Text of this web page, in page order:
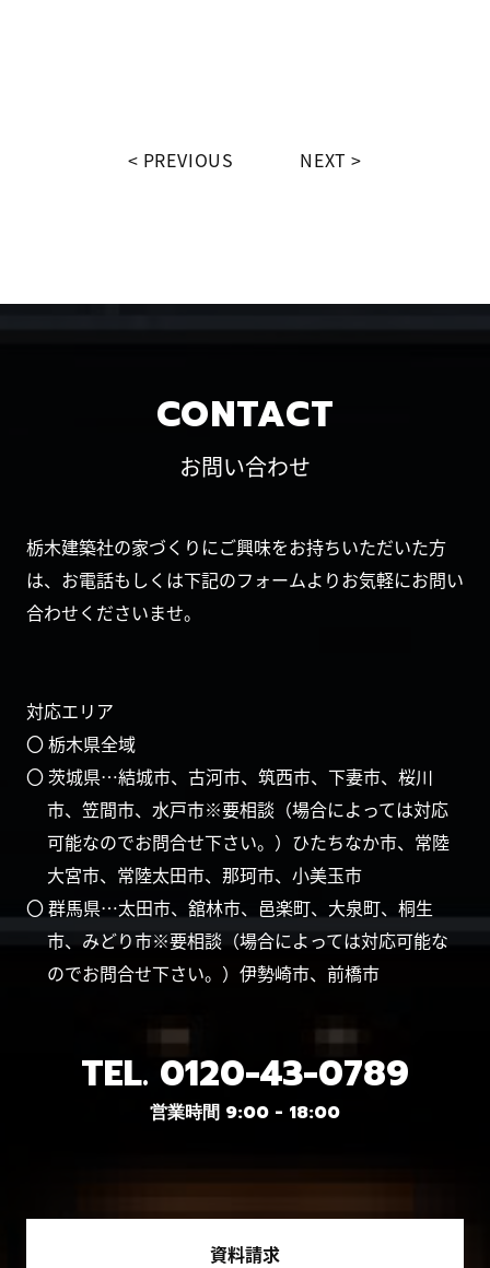
PREVIOUS NEXT
CONTACT
お問い合わせ
栃木建築社の家づくりにご興味をお持ちいただいた方
は、お電話もしくは下記のフォームよりお気軽にお問い
合わせくださいませ。
対応エリア
〇 栃木県全域
〇 茨城県…結城市、古河市、筑西市、下妻市、桜川
市、笠間市、水戸市※要相談（場合によっては対応
可能なのでお問合せ下さい。）ひたちなか市、常陸
大宮市、常陸太田市、那珂市、小美玉市
〇 群馬県…太田市、舘林市、邑楽町、大泉町、桐生
市、みどり市※要相談（場合によっては対応可能な
のでお問合せ下さい。）伊勢崎市、前橋市
TEL. 0120-43-0789
営業時間 9:00 - 18:00
資料請求